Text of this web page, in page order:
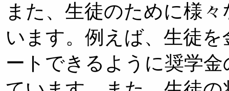
また、生徒のために様
います。例えば、生徒
ートできるように奨学